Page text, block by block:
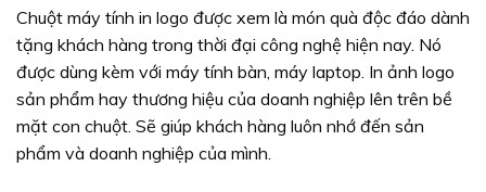
Chuột máy tính in logo được xem là món quà độc đáo dành
tặng khách hàng trong thời đại công nghệ hiện nay. Nó
được dùng kèm với máy tính bàn, máy laptop. In ảnh logo
sản phẩm hay thương hiệu của doanh nghiệp lên trên bề
mặt con chuột. Sẽ giúp khách hàng luôn nhớ đến sản
phẩm và doanh nghiệp của mình.